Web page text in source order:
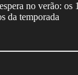
no verão: os
da temporada